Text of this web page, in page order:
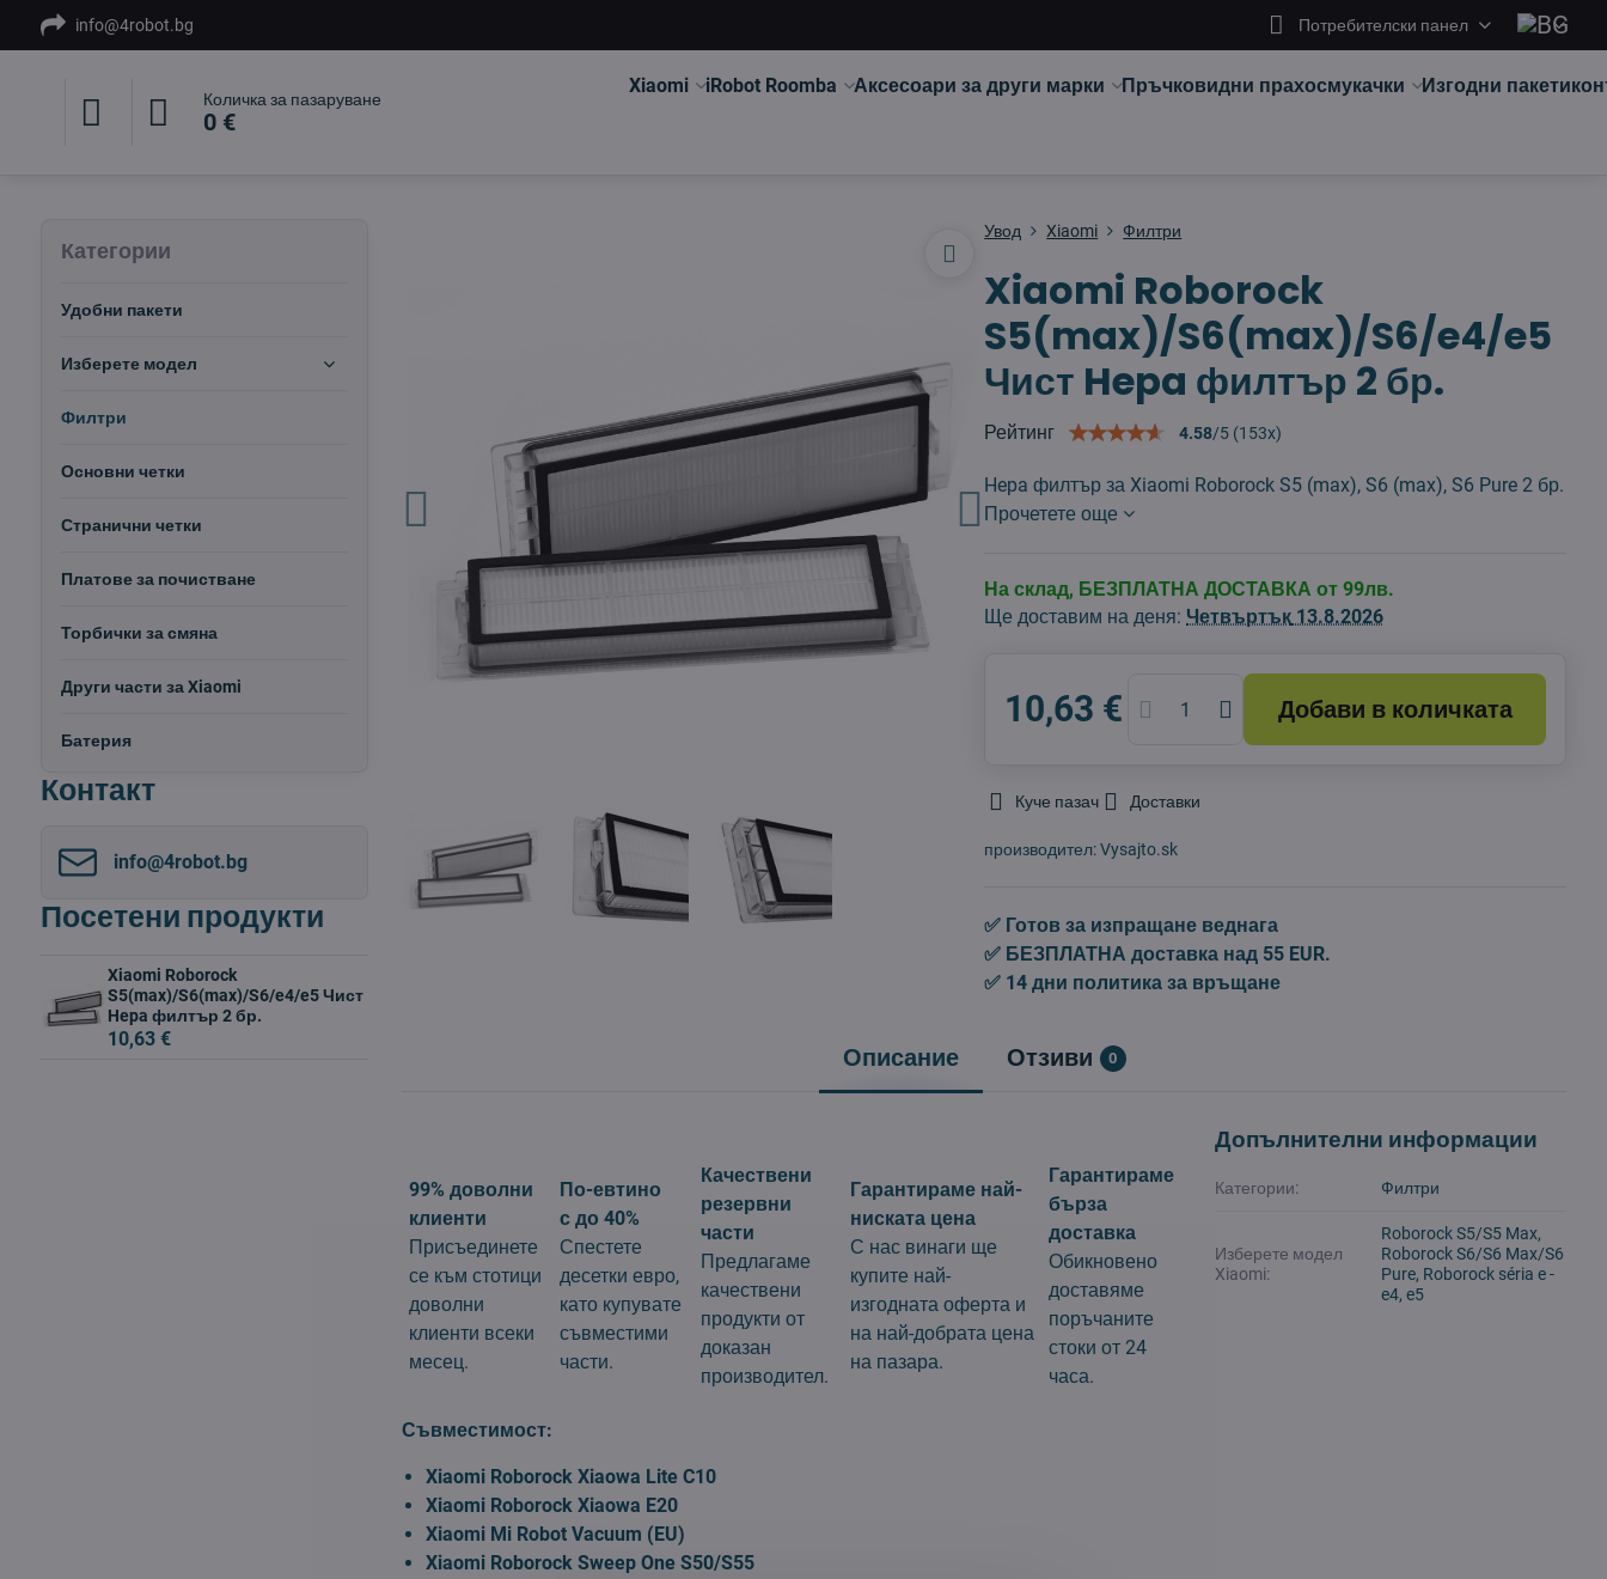
info@4robot.bg Потребителски панел
Количка за пазаруване
0 €
Xiaomi iRobot Roomba Аксесоари за други марки Пръчковидни прахосмукачки Изгодни пакети
Увод Xiaomi Филтри
Xiaomi Roborock
S5(max)/S6(max)/S6/e4/e5
Чист Hepa филтър 2 бр.
Рейтинг 4.58/5 (153x)
Hepa филтър за Xiaomi Roborock S5 (max), S6 (max), S6 Pure 2 бр.
Прочетете още
На склад, БЕЗПЛАТНА ДОСТАВКА от 99лв.
Ще доставим на деня: Четвъртък 13.8.2026
10,63 € Добави в количката
Куче пазач Доставки
производител:Vysajto.sk
✅ Готов за изпращане веднага
✅ БЕЗПЛАТНА доставка над 55 EUR.
✅ 14 дни политика за връщане
Описание Отзиви 0
99% доволни
клиенти
Присъединете
се към стотици
доволни
клиенти всеки
месец.
По-евтино
с до 40%
Спестете
десетки евро,
като купувате
съвместими
части.
Качествени
резервни
части
Предлагаме
качествени
продукти от
доказан
производител.
Гарантираме най-
ниската цена
С нас винаги ще
купите най-
изгодната оферта и
на най-добрата цена
на пазара.
Гарантираме
бърза
доставка
Обикновено
доставяме
поръчаните
стоки от 24
часа.
Съвместимост:
Xiaomi Roborock Xiaowa Lite C10
Xiaomi Roborock Xiaowa E20
Xiaomi Mi Robot Vacuum (EU)
Xiaomi Roborock Sweep One S50/S55
Допълнителни информации
Категории: Филтри
Изберете модел
Xiaomi:
Roborock S5/S5 Max,
Roborock S6/S6 Max/S6
Pure, Roborock séria e -
e4, e5
Категории
Удобни пакети
Изберете модел
Филтри
Основни четки
Странични четки
Платове за почистване
Торбички за смяна
Други части за Xiaomi
Батерия
Контакт
info​@4robot​.bg
Посетени продукти
Xiaomi Roborock
S5(max)/S6(max)/S6/e4/e5 Чист
Hepa филтър 2 бр.
10,63 €